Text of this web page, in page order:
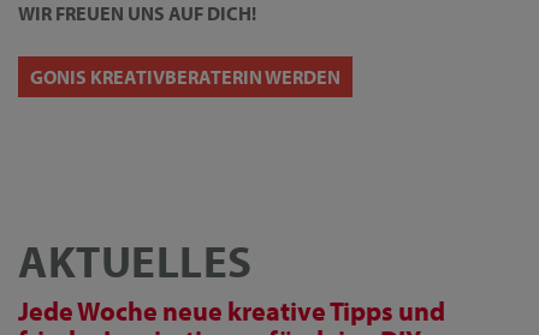
WIR FREUEN UNS AUF DICH!
GONIS KREATIVBERATERIN WERDEN
AKTUELLES
Jede Woche neue kreative Tipps und